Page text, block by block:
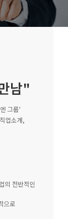
남"
그룹’
업소개,
의 전반적인
으로